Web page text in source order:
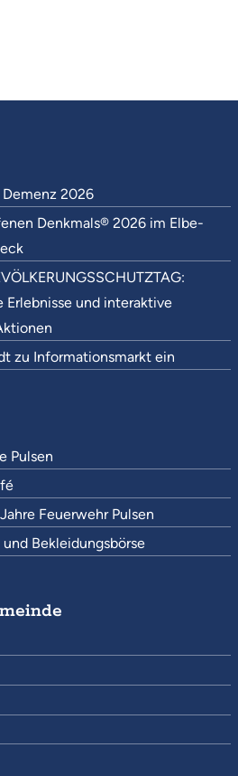
2026
Denkmals® 2026 im Elbe-
Erlebnisse und interaktive
zu Informationsmarkt ein
Pulsen
Feuerwehr Pulsen
Bekleidungsbörse